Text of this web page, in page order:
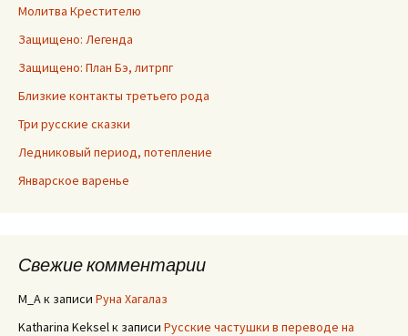
Молитва Крестителю
Защищено: Легенда
Защищено: План Бэ, литрпг
Близкие контакты третьего рода
Три русские сказки
Ледниковый период, потепление
Январское варенье
Свежие комментарии
M_Aк записи Руна Хагалаз
Katharina Kekselк записи Русские частушки в переводе на